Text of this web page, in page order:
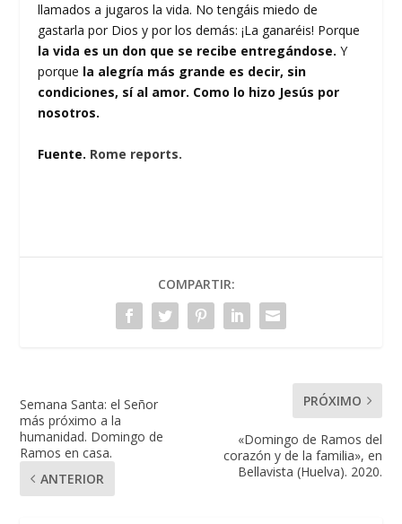
llamados a jugaros la vida. No tengáis miedo de
gastarla por Dios y por los demás: ¡La ganaréis! Porque
la vida es un don que se recibe entregándose.Y
porque la alegría más grande es decir, sin
condiciones, sí al amor. Como lo hizo Jesús por
nosotros.
Fuente. Rome reports.
COMPARTIR:
Semana Santa: el Señor
más próximo a la
humanidad. Domingo de
Ramos en casa.
ANTERIOR
PRÓXIMO
«Domingo de Ramos del
corazón y de la familia», en
Bellavista (Huelva). 2020.